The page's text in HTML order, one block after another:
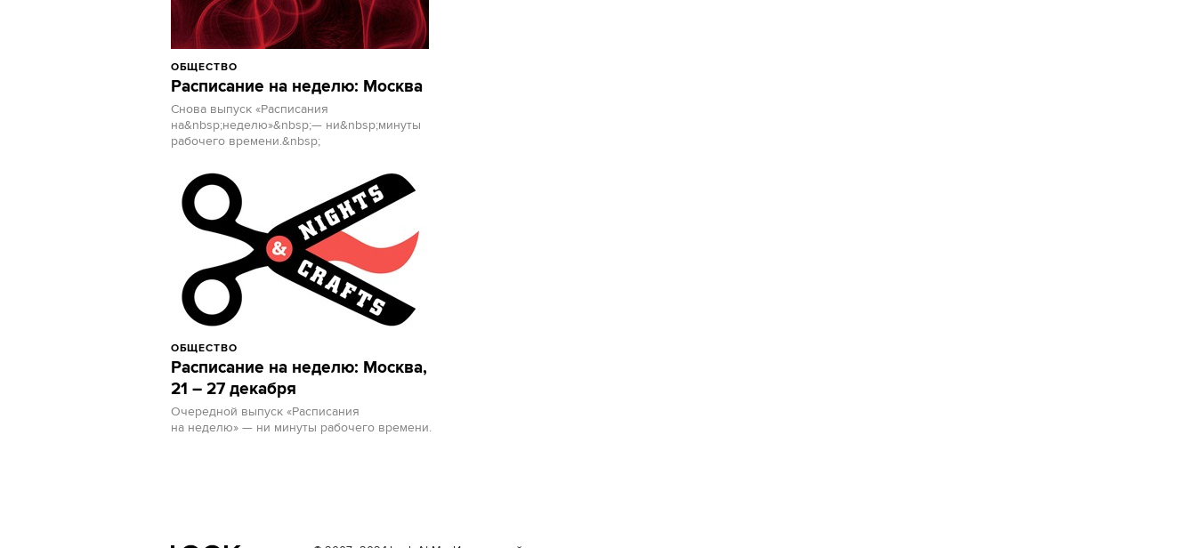
ОБЩЕСТВО
Расписание на неделю: Москва
Снова выпуск «Расписания
на&nbsp;неделю»&nbsp;— ни&nbsp;минуты
рабочего времени.&nbsp;
ОБЩЕСТВО
Расписание на неделю: Москва,
21 – 27 декабря
Очередной выпуск «Расписания
на неделю» — ни минуты рабочего времени.